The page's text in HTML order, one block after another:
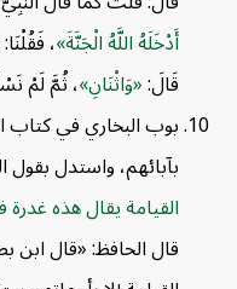
أَدْخَلَهُ اللَّهُ الْجَنَّةَ ، فَقُلْنَا:
قَالَ: وَاثْنَانِ ، ثُمَّ لَمْ
بوب البخاري في كتاب
بآبائهم، واستدل بقول
القيامة يقال هذه غدرة
قال الحافظ: «قال ابن